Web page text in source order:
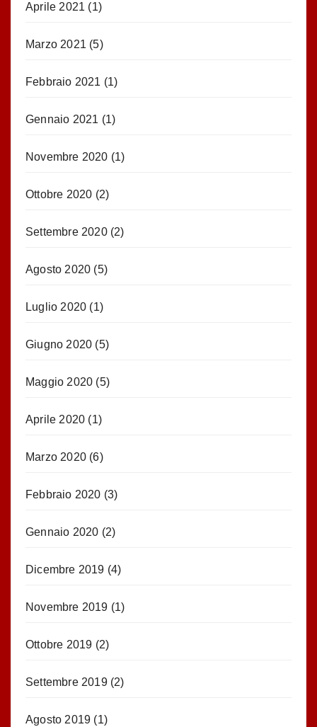
Aprile 2021 (1)
Marzo 2021 (5)
Febbraio 2021 (1)
Gennaio 2021 (1)
Novembre 2020 (1)
Ottobre 2020 (2)
Settembre 2020(2)
Agosto 2020 (5)
Luglio 2020 (1)
Giugno 2020 (5)
Maggio 2020 (5)
Aprile 2020 (1)
Marzo 2020 (6)
Febbraio 2020 (3)
Gennaio 2020 (2)
Dicembre 2019 (4)
Novembre 2019 (1)
Ottobre 2019 (2)
Settembre 2019(2)
Agosto 2019 (1)